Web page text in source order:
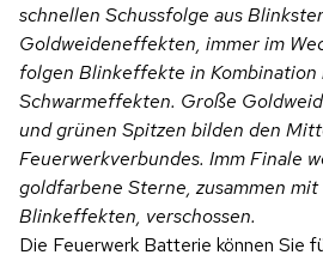
schnellen Schussfolge aus
Goldweideneffekten, immer im
folgen Blinkeffekte in
Schwarmeffekten. Große
und grünen Spitzen bilden den
Feuerwerkverbundes. Imm Finale
goldfarbene Sterne, zusammen
Blinkeffekten, verschossen.
Die Feuerwerk Batterie können Sie